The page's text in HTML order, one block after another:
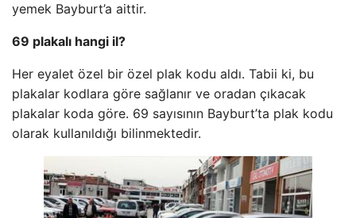
yemek Bayburt’a aittir.
69 plakalı hangi il?
Her eyalet özel bir özel plak kodu aldı. Tabii ki, bu
plakalar kodlara göre sağlanır ve oradan çıkacak
plakalar koda göre. 69 sayısının Bayburt’ta plak kodu
olarak kullanıldığı bilinmektedir.